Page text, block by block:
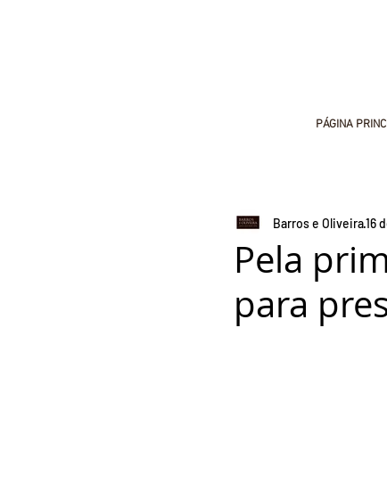
PÁGINA
Pela
para
Barros e Oliveira16